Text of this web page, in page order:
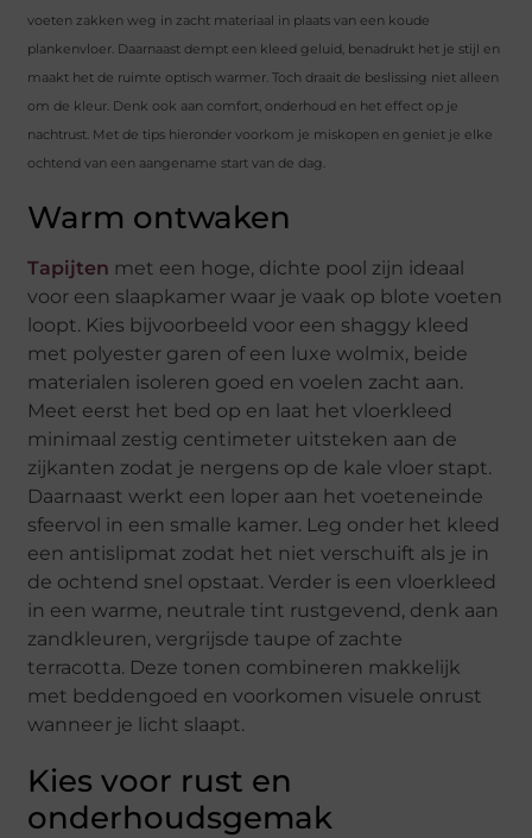
voeten zakken weg in zacht materiaal in plaats van een koude
plankenvloer. Daarnaast dempt een kleed geluid, benadrukt het je stijl en
maakt het de ruimte optisch warmer. Toch draait de beslissing niet alleen
om de kleur. Denk ook aan comfort, onderhoud en het effect op je
nachtrust. Met de tips hieronder voorkom je miskopen en geniet je elke
ochtend van een aangename start van de dag.
Warm ontwaken
Tapijten met een hoge, dichte pool zijn ideaal
voor een slaapkamer waar je vaak op blote voeten
loopt. Kies bijvoorbeeld voor een shaggy kleed
met polyester garen of een luxe wolmix, beide
materialen isoleren goed en voelen zacht aan.
Meet eerst het bed op en laat het vloerkleed
minimaal zestig centimeter uitsteken aan de
zijkanten zodat je nergens op de kale vloer stapt.
Daarnaast werkt een loper aan het voeteneinde
sfeervol in een smalle kamer. Leg onder het kleed
een antislipmat zodat het niet verschuift als je in
de ochtend snel opstaat. Verder is een vloerkleed
in een warme, neutrale tint rustgevend, denk aan
zandkleuren, vergrijsde taupe of zachte
terracotta. Deze tonen combineren makkelijk
met beddengoed en voorkomen visuele onrust
wanneer je licht slaapt.
Kies voor rust en
onderhoudsgemak